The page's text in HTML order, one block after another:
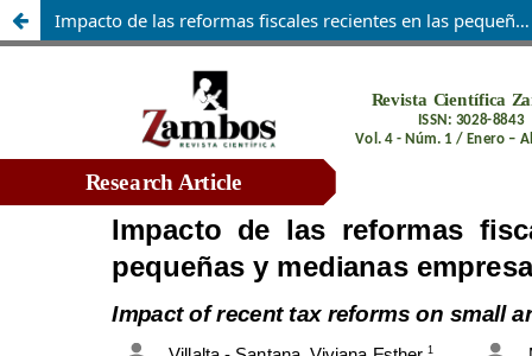
Impacto de las reformas fiscales recientes en las pequeñas y medianas empresas